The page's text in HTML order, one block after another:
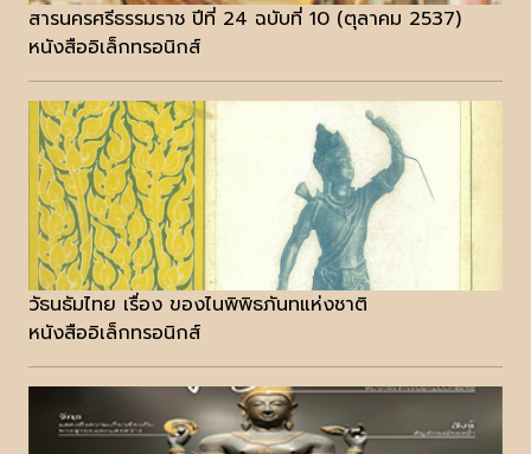
สารนครศรีธรรมราช ปีที่ 24 ฉบับที่ 10 (ตุลาคม 2537)
หนังสืออิเล็กทรอนิกส์
วัธนธัมไทย เรื่อง ของไนพิพิธภันทแห่งชาติ
หนังสืออิเล็กทรอนิกส์